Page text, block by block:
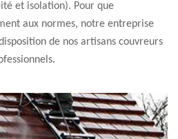
et isolation). Pour que
aux normes, notre entreprise
de nos artisans couvreurs